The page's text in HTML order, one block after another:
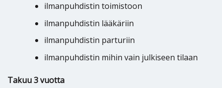
ilmanpuhdistin toimistoon
ilmanpuhdistin lääkäriin
ilmanpuhdistin parturiin
ilmanpuhdistin mihin vain julkiseen tilaan
Takuu 3 vuotta